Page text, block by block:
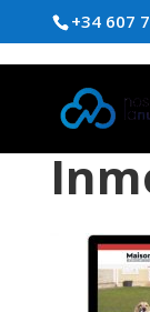
+34 607